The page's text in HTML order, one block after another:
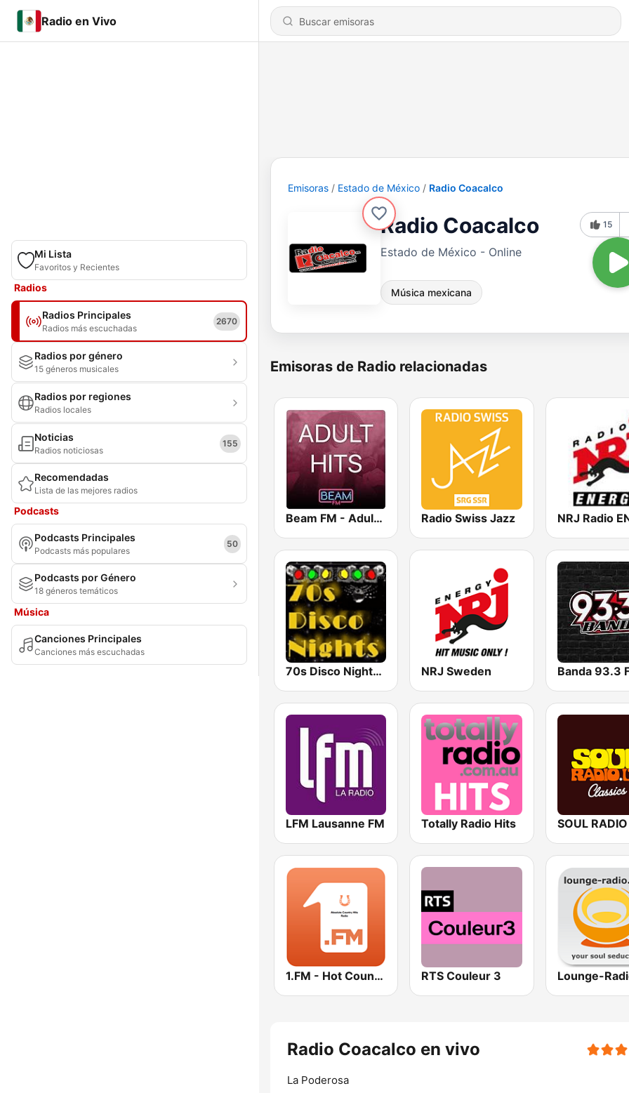
Radio en Vivo
Mi Lista
Favoritos y Recientes
Radios
Radios Principales
Radios más escuchadas
2670
Radios por género
15 géneros musicales
Radios por regiones
Radios locales
Noticias
Radios noticiosas
155
Recomendadas
Lista de las mejores radios
Podcasts
Podcasts Principales
Podcasts más populares
50
Podcasts por Género
18 géneros temáticos
Música
Canciones Principales
Canciones más escuchadas
Emisoras Estado de México Radio Coacalco
Radio Coacalco
Estado de México - Online
Música mexicana
15
Emisoras de Radio relacionadas
Beam FM - Adult Hits Radio Swiss Jazz
70s Disco Nights Radio NRJ Sweden Banda 93.3
LFM Lausanne FM Totally Radio Hits
1.FM - Hot Country RTS Couleur 3
Radio Coacalco en vivo
La Poderosa